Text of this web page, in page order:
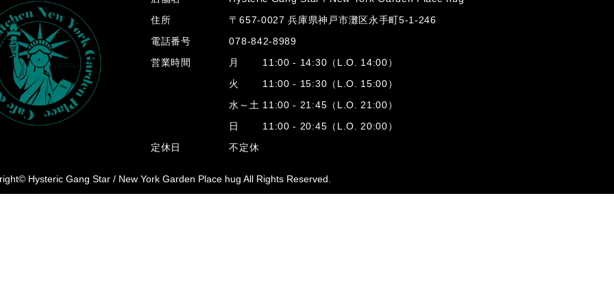
住所
〒657-0027 兵庫県神戸市灘区永手町5-1-246
電話番号
078-842-8989
営業時間
月 11:00 - 14:30（L.O. 14:00）
火 11:00 - 15:30（L.O. 15:00）
水～土 11:00 - 21:45（L.O. 21:00）
日 11:00 - 20:45（L.O. 20:00）
定休日
不定休
Hysteric Gang Star / New York Garden Place hug All Rights Reserved.